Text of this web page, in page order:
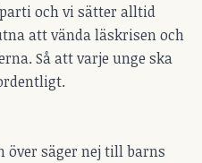
och vi sätter alltid
att vända läskrisen och
Så att varje unge ska
över säger nej till barns